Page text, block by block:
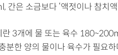
은 소금보다 ‘액젓이나 참치액
3개에 물 또는 육수
분한 양의 물이나 육수가 필요